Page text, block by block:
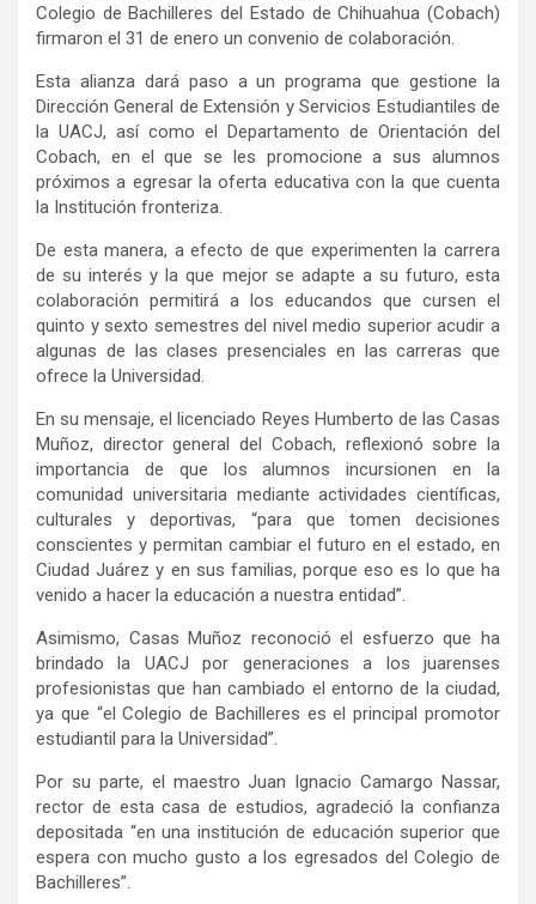
Colegio de Bachilleres del Estado de Chihuahua (Cobach)
firmaron el 31 de enero un convenio de colaboración.
Esta alianza dará paso a un programa que gestione la
Dirección General de Extensión y Servicios Estudiantiles de
la UACJ, así como el Departamento de Orientación del
Cobach, en el que se les promocione a sus alumnos
próximos a egresar la oferta educativa con la que cuenta
la Institución fronteriza.
De esta manera, a efecto de que experimenten la carrera
de su interés y la que mejor se adapte a su futuro, esta
colaboración permitirá a los educandos que cursen el
quinto y sexto semestres del nivel medio superior acudir a
algunas de las clases presenciales en las carreras que
ofrece la Universidad.
En su mensaje, el licenciado Reyes Humberto de las Casas
Muñoz, director general del Cobach, reflexionó sobre la
importancia de que los alumnos incursionen en la
comunidad universitaria mediante actividades científicas,
culturales y deportivas, “para que tomen decisiones
conscientes y permitan cambiar el futuro en el estado, en
Ciudad Juárez y en sus familias, porque eso es lo que ha
venido a hacer la educación a nuestra entidad”.
Asimismo, Casas Muñoz reconoció el esfuerzo que ha
brindado la UACJ por generaciones a los juarenses
profesionistas que han cambiado el entorno de la ciudad,
ya que “el Colegio de Bachilleres es el principal promotor
estudiantil para la Universidad”.
Por su parte, el maestro Juan Ignacio Camargo Nassar,
rector de esta casa de estudios, agradeció la confianza
depositada “en una institución de educación superior que
espera con mucho gusto a los egresados del Colegio de
Bachilleres”.